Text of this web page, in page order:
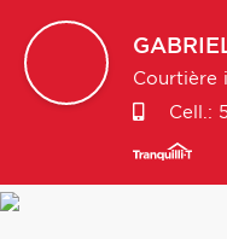
Courtière
Cell.: